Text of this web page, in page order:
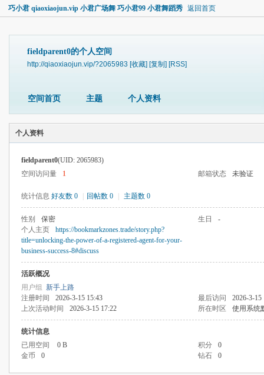
巧小君 qiaoxiaojun.vip 小君广场舞 巧小君99 小君舞蹈秀 返回首页
fieldparent0的个人空间
http://qiaoxiaojun.vip/?2065983 [收藏] [复制] [RSS]
空间首页 主题 个人资料
个人资料
fieldparent0(UID: 2065983)
空间访问量
1 邮箱状态 未验证
统计信息 好友数 0 回帖数 0 主题数 0
性别 保密 生日
-
个人主页
https://bookmarkzones.trade/story.php?
title=unlocking-the-power-of-a-registered-agent-for-your-
business-success-8#discuss
活跃概况
用户组 新手上路
注册时间
2026-3-15 15:43 最后访问
2026-3-15
上次活动时间
2026-3-15 17:22 所在时区 使用系统
统计信息
已用空间
0 B 积分
0
金币
0 钻石 0